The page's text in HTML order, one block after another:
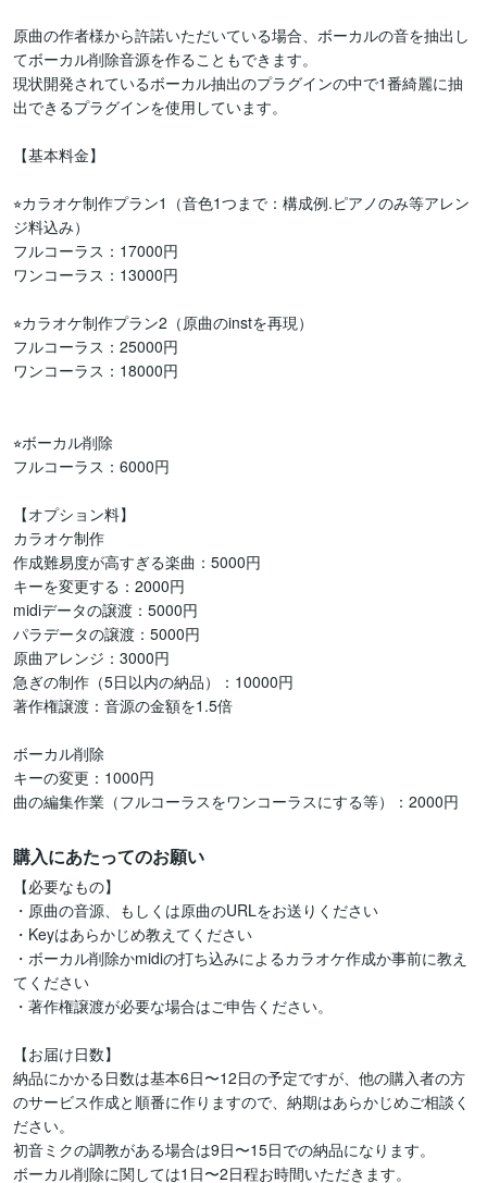
原曲の作者様から許諾いただいている場合、ボーカルの音を抽出し
てボーカル削除音源を作ることもできます。
現状開発されているボーカル抽出のプラグインの中で1番綺麗に抽
出できるプラグインを使用しています。
【基本料金】
⭐︎カラオケ制作プラン1（音色1つまで：構成例.ピアノのみ等アレン
ジ料込み）
フルコーラス：17000円
ワンコーラス：13000円
⭐︎カラオケ制作プラン2（原曲のinstを再現）
フルコーラス：25000円
ワンコーラス：18000円
⭐︎ボーカル削除
フルコーラス：6000円
【オプション料】
カラオケ制作
作成難易度が高すぎる楽曲：5000円
キーを変更する：2000円
midiデータの譲渡：5000円
パラデータの譲渡：5000円
原曲アレンジ：3000円
急ぎの制作（5日以内の納品）：10000円
著作権譲渡：音源の金額を1.5倍
ボーカル削除
キーの変更：1000円
曲の編集作業（フルコーラスをワンコーラスにする等）：2000円
購入にあたってのお願い
【必要なもの】
・原曲の音源、もしくは原曲のURLをお送りください
・Keyはあらかじめ教えてください
・ボーカル削除かmidiの打ち込みによるカラオケ作成か事前に教え
てください
・著作権譲渡が必要な場合はご申告ください。
【お届け日数】
納品にかかる日数は基本6日〜12日の予定ですが、他の購入者の方
のサービス作成と順番に作りますので、納期はあらかじめご相談く
ださい。
初音ミクの調教がある場合は9日〜15日での納品になります。
ボーカル削除に関しては1日〜2日程お時間いただきます。